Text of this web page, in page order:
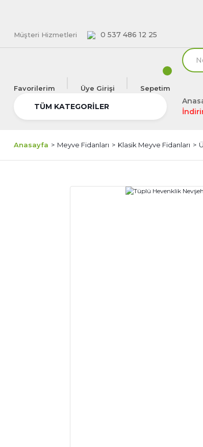
Müşteri Hizmetleri 0 537 486 12 25
Favorilerim Üye Girişi Sepetim
TÜM KATEGORİLER
Anasayfa Meyve Fidanları Klasik Meyve Fidanları